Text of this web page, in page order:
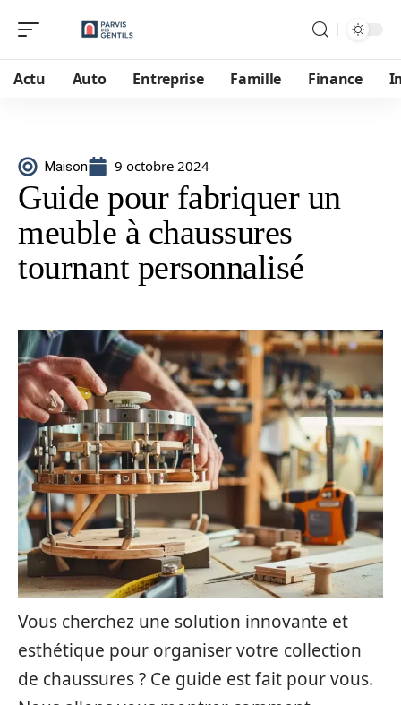
Actu Auto Entreprise Famille Finance
Maison 9 octobre 2024
Guide pour fabriquer un
meuble à chaussures
tournant personnalisé
Vous cherchez une solution innovante et
esthétique pour organiser votre collection
de chaussures ? Ce guide est fait pour vous.